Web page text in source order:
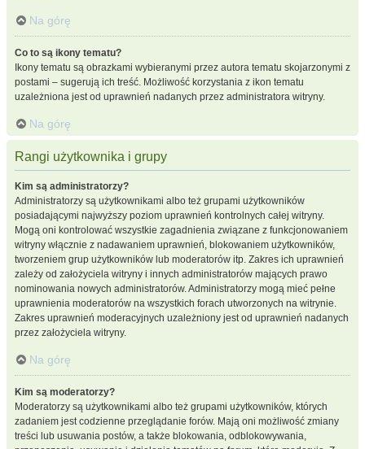
Na górę
Co to są ikony tematu?
Ikony tematu są obrazkami wybieranymi przez autora tematu skojarzonymi z
postami – sugerują ich treść. Możliwość korzystania z ikon tematu
uzależniona jest od uprawnień nadanych przez administratora witryny.
Na górę
Rangi użytkownika i grupy
Kim są administratorzy?
Administratorzy są użytkownikami albo też grupami użytkowników
posiadającymi najwyższy poziom uprawnień kontrolnych całej witryny.
Mogą oni kontrolować wszystkie zagadnienia związane z funkcjonowaniem
witryny włącznie z nadawaniem uprawnień, blokowaniem użytkowników,
tworzeniem grup użytkowników lub moderatorów itp. Zakres ich uprawnień
zależy od założyciela witryny i innych administratorów mających prawo
nominowania nowych administratorów. Administratorzy mogą mieć pełne
uprawnienia moderatorów na wszystkich forach utworzonych na witrynie.
Zakres uprawnień moderacyjnych uzależniony jest od uprawnień nadanych
przez założyciela witryny.
Na górę
Kim są moderatorzy?
Moderatorzy są użytkownikami albo też grupami użytkowników, których
zadaniem jest codzienne przeglądanie forów. Mają oni możliwość zmiany
treści lub usuwania postów, a także blokowania, odblokowywania,